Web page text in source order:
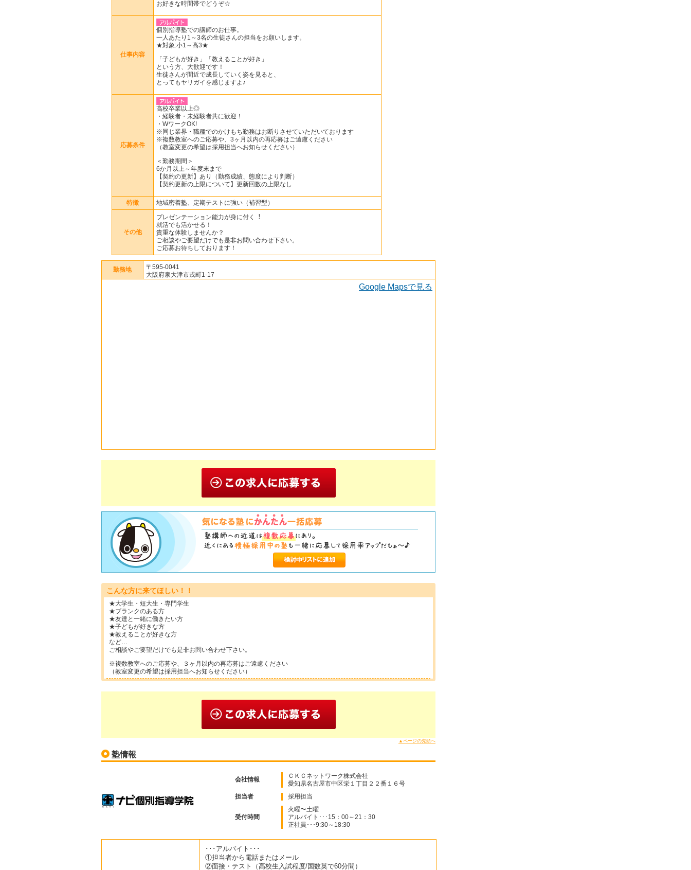
お好きな時間帯でどうぞ☆
仕事内容
個別指導塾での講師のお仕事。
一人あたり1～3名の生徒さんの担当をお願いします。
★対象:小1～高3★
「子どもが好き」「教えることが好き」
という方、大歓迎です！
生徒さんが間近で成長していく姿を見ると、
とってもヤリガイを感じますよ♪
応募条件
高校卒業以上◎
・経験者・未経験者共に歓迎！
・WワークOK!
※同じ業界・職種でのかけもち勤務はお断りさせていただいております
※複数教室へのご応募や、3ヶ月以内の再応募はご遠慮ください
（教室変更の希望は採用担当へお知らせください）
＜勤務期間＞
6か月以上～年度末まで
【契約の更新】あり（勤務成績、態度により判断）
【契約更新の上限について】更新回数の上限なし
特徴 地域密着塾、定期テストに強い（補習型）
その他
プレゼンテーション能力が身に付く︕
就活でも活かせる！
貴重な体験しませんか？
ご相談やご要望だけでも是非お問い合わせ下さい。
ご応募お待ちしております！
勤務地
〒595-0041
大阪府泉大津市戎町1-17
Google Mapsで見る
こんな方に来てほしい！！
★大学生・短大生・専門学生
★ブランクのある方
★友達と一緒に働きたい方
★子どもが好きな方
★教えることが好きな方
など…
ご相談やご要望だけでも是非お問い合わせ下さい。
※複数教室へのご応募や、３ヶ月以内の再応募はご遠慮ください
（教室変更の希望は採用担当へお知らせください）
▲ページの先頭へ
塾情報
会社情報
ＣＫＣネットワーク株式会社
愛知県名古屋市中区栄１丁目２２番１６号
担当者 採用担当
受付時間
火曜〜土曜
アルバイト･･･15：00～21：30
正社員･･･9:30～18:30
･･･アルバイト･･･
①担当者から電話またはメール
②面接・テスト（高校生入試程度/国数英で60分間）